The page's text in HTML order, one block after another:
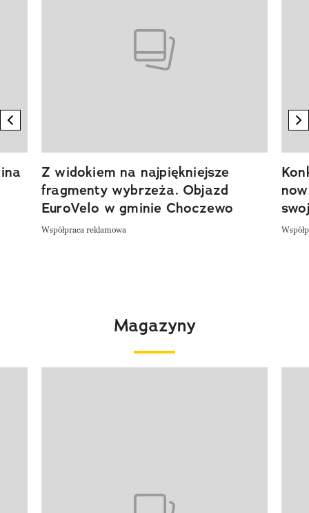
previous element
Z widokiem na najpiękniejsze
fragmenty wybrzeża. Objazd
EuroVelo w gminie Choczewo
Współpraca reklamowa
Magazyny